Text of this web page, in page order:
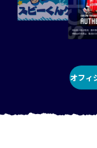
オフィ